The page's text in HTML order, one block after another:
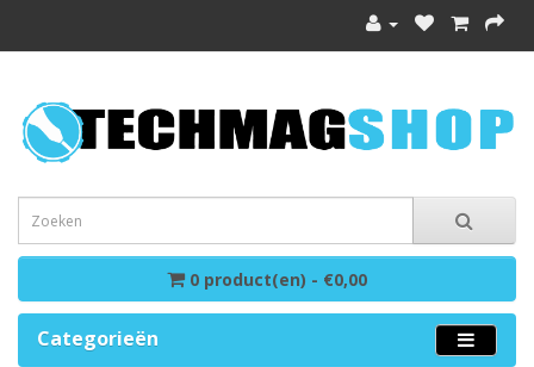
0 product(en) - €0,00
Categorieën